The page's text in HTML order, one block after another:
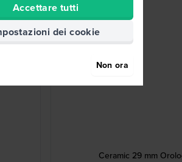
Ceramic 29 mm
Accettare tutti
dei cookie
Non ora